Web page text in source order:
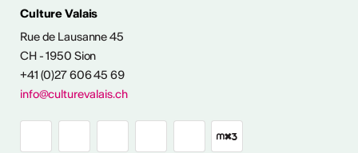
CULTURELLES
ouvert en Valais
Culture Valais
Rue de Lausanne 45
CH - 1950 Sion
+41 (0)27 606 45 69
info@culturevalais.ch